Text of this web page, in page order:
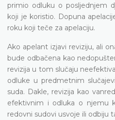
primio odluku o posljednjem
koji je koristio. Dopuna
roku koji teče za apelaciju.
Ako apelant izjavi reviziju, ali
bude odbačena kao
revizija u tom slučaju
odluke u predmetnim
suda. Dakle, revizija kao
efektivnim i odluka o njemu
redovni sudovi usvoje ili odbiju